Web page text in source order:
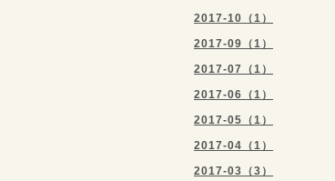
2017-10（1）
2017-09（1）
2017-07（1）
2017-06（1）
2017-05（1）
2017-04（1）
2017-03（3）